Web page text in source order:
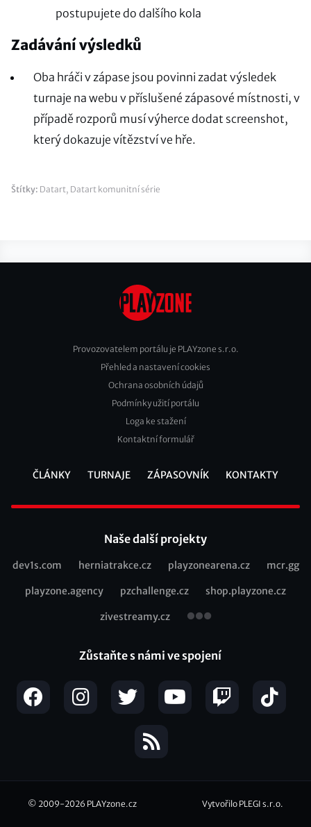
postupujete do dalšího kola
Zadávání výsledků
Oba hráči v zápase jsou povinni zadat výsledek
turnaje na webu v příslušené zápasové místnosti, v
případě rozporů musí výherce dodat screenshot,
který dokazuje vítězství ve hře.
Štítky: Datart, Datart komunitní série
Footer
Provozovatelem portálu je PLAYzone s.r.o.
Přehled a nastavení cookies
Ochrana osobních údajů
Podmínky užití portálu
Loga ke stažení
Kontaktní formulář
ČLÁNKY TURNAJE ZÁPASOVNÍK KONTAKTY
Naše další projekty
Recommended
dev1s.com herniatrakce.cz playzonearena.cz mcr.gg
playzone.agency pzchallenge.cz shop.playzone.cz
zivestreamy.cz
Zůstaňte s námi ve spojení
© 2009-2026 PLAYzone.cz Vytvořilo PLEGI s.r.o.